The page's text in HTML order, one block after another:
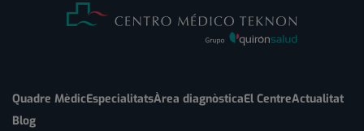
Quadre MèdicEspecialitatsÀrea diagnòsticaEl CentreActualitat
Blog